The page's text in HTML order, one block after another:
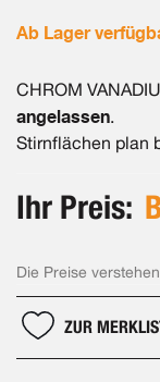
Ab Lager
CHROM
angelassen.
Stirnflächen plan
Ihr Preis:
Die Preise
ZUR